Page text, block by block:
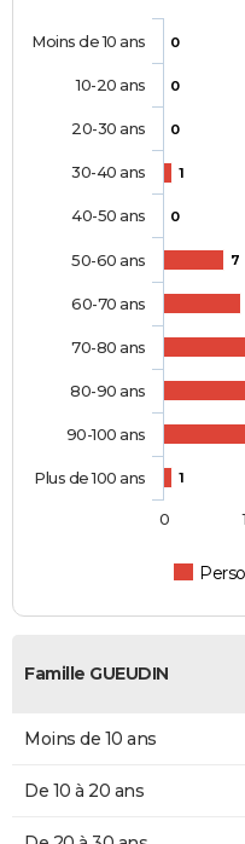
0
0
0
1
0
7
1
Moins de 10 ans
10-20 ans
20-30 ans
30-40 ans
40-50 ans
50-60 ans
60-70 ans
70-80 ans
80-90 ans
90-100 ans
Plus de 100 ans
0
Famille GUEUDIN
Moins de 10 ans
De 10 à 20 ans